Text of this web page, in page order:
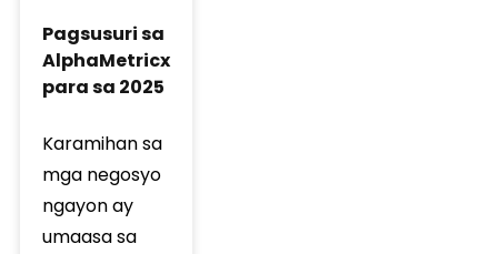
Pagsusuri sa
AlphaMetricx
para sa 2025
Karamihan sa
mga negosyo
ngayon ay
umaasa sa